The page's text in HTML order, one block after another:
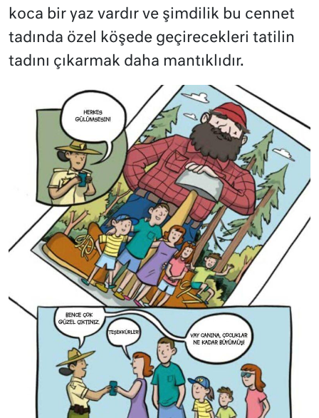
koca bir yaz vardır ve şimdilik bu cennet
tadında özel köşede geçirecekleri tatilin
tadını çıkarmak daha mantıklıdır.